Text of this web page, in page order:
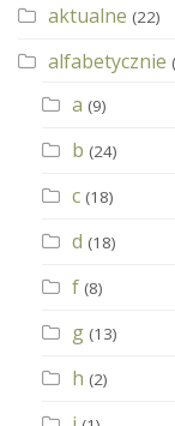
aktualne (22)
alfabetycznie
a (9)
b (24)
c (18)
d (18)
f (8)
g (13)
h (2)